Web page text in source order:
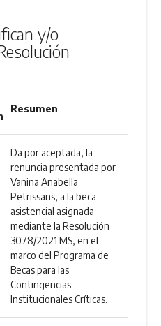
y/o
Resumen
Da por aceptada, la
renuncia presentada por
Vanina Anabella
Petrissans, a la beca
asistencial asignada
mediante la Resolución
3078/2021 MS, en el
marco del Programa de
Becas para las
Contingencias
Institucionales Críticas.